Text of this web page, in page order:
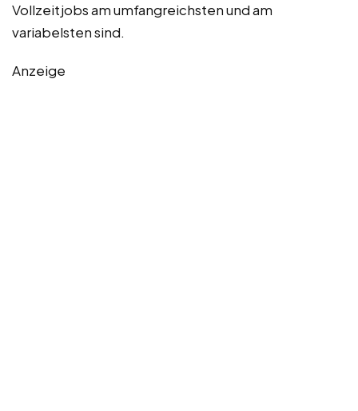
Vollzeitjobs am umfangreichsten und am
variabelsten sind.
Anzeige